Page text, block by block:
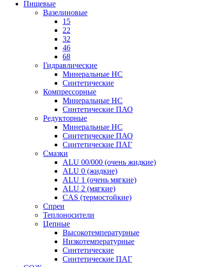
Пищевые
Вазелиновые
15
22
32
46
68
Гидравлические
Минеральные HC
Синтетические
Компрессорные
Минеральные HC
Синтетические ПАО
Редукторные
Минеральные HC
Синтетические ПАО
Синтетические ПАГ
Смазки
ALU 00/000 (очень жидкие)
ALU 0 (жидкие)
ALU 1 (очень мягкие)
ALU 2 (мягкие)
CAS (термостойкие)
Спреи
Теплоносители
Цепные
Высокотемпературные
Низкотемпературные
Синтетические
Синтетические ПАГ